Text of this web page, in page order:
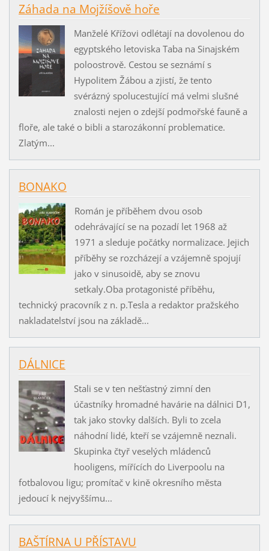
Záhada na Mojžíšově hoře
Manželé Křížovi odlétají na dovolenou do
egyptského letoviska Taba na Sinajském
poloostrově. Cestou se seznámí s
Hypolitem Žábou a zjistí, že tento
svérázný spolucestující má velmi slušné
znalosti nejen o zdejší podmořské fauně a
floře, ale také o bibli a starozákonní problematice.
Zlatým...
BONAKO
Román je příběhem dvou osob
odehrávající se na pozadí let 1968 až
1971 a sleduje počátky normalizace. Jejich
příběhy se rozcházejí a vzájemně spojují
jako v sinusoidě, aby se znovu
setkaly.Oba protagonisté příběhu,
technický pracovník z n. p.Tesla a redaktor pražského
nakladatelství jsou na základě...
DÁLNICE
Stali se v ten nešťastný zimní den
účastníky hromadné havárie na dálnici D1,
tak jako stovky dalších. Byli to zcela
náhodní lidé, kteří se vzájemně neznali.
Skupinka čtyř veselých mládenců
hooligens, mířících do Liverpoolu na
fotbalovou ligu; promítač v kině okresního města
jedoucí k nejvyššímu...
BAŠTÍRNA U PŘÍSTAVU